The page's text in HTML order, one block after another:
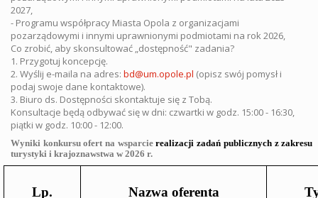
2027,
- Programu współpracy Miasta Opola z organizacjami
pozarządowymi i innymi uprawnionymi podmiotami na rok 2026,
Co zrobić, aby skonsultować „dostępność" zadania?
1. Przygotuj koncepcję.
2. Wyślij e-maila na adres: bd@um.opole.pl (opisz swój pomysł i
podaj swoje dane kontaktowe).
3. Biuro ds. Dostępności skontaktuje się z Tobą.
Konsultacje będą odbywać się w dni: czwartki w godz. 15:00 - 16:30,
piątki w godz. 10:00 - 12:00.
Wyniki konkursu ofert na wsparcierealizacji zadań publicznych z zakresu
turystyki i krajoznawstwa w 2026 r.
Lp. Nazwa oferenta